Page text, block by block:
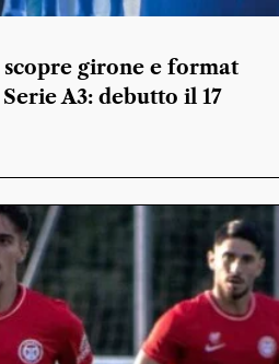
girone e format
A3: debutto il 17